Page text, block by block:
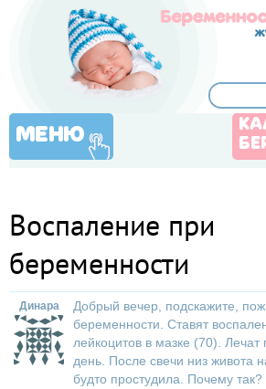
МЕНЮ
Воспаление при
беременности
Динара
Добрый вечер, подскажите,
беременности. Ставят
лейкоцитов в мазке (70). Лечат
день. После свечи низ живота
будто простудила. Почему